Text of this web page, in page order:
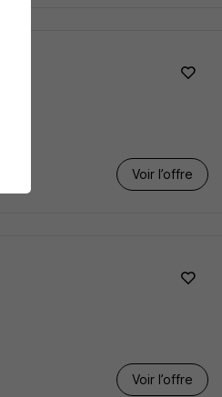
Voir l’offre
Voir l’offre